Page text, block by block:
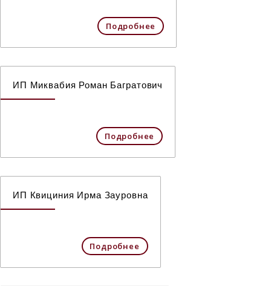
Подробнее
ИП Миквабия Роман Багратович
Подробнее
ИП Квициния Ирма Зауровна
Подробнее